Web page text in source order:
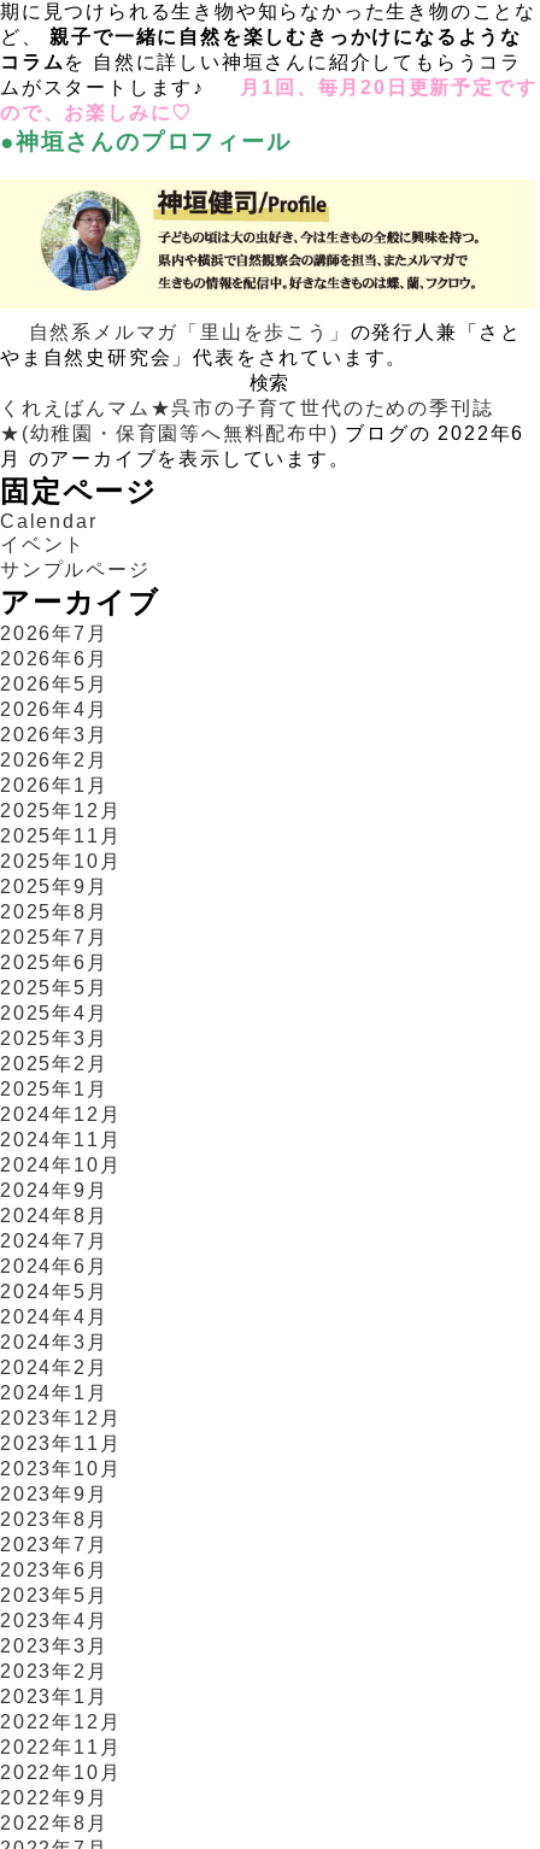
期に見つけられる生き物や知らなかった生き物のことな
ど、親子で一緒に自然を楽しむきっかけになるような
コラム を 自然に詳しい神垣さんに紹介してもらうコラ
ムがスタートします♪
月1回、毎月20日更新予定です
ので、お楽しみに♡
●神垣さんのプロフィール
自然系メルマガ「里山を歩こう」 の発行人兼「さと
やま自然史研究会」代表をされています。
索:
くれえばんマム★呉市の子育て世代のための季刊誌
★(幼稚園・保育園等へ無料配布中) ブログの 2022年6
月 のアーカイブを表示しています。
固定ページ
Calendar
イベント
サンプルページ
アーカイブ
2026年7月
2026年6月
2026年5月
2026年4月
2026年3月
2026年2月
2026年1月
2025年12月
2025年11月
2025年10月
2025年9月
2025年8月
2025年7月
2025年6月
2025年5月
2025年4月
2025年3月
2025年2月
2025年1月
2024年12月
2024年11月
2024年10月
2024年9月
2024年8月
2024年7月
2024年6月
2024年5月
2024年4月
2024年3月
2024年2月
2024年1月
2023年12月
2023年11月
2023年10月
2023年9月
2023年8月
2023年7月
2023年6月
2023年5月
2023年4月
2023年3月
2023年2月
2023年1月
2022年12月
2022年11月
2022年10月
2022年9月
2022年8月